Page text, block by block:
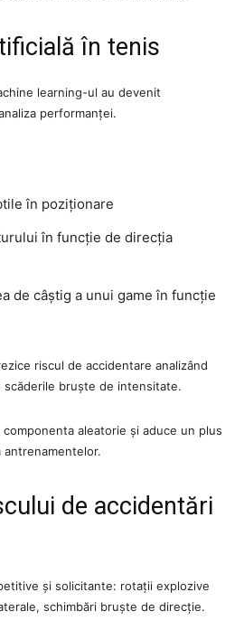
în tenis
learning-ul au devenit
performanței.
în poziționare
în funcție de direcția
de câștig a unui game în funcție
riscul de accidentare analizând
scăderile bruște de intensitate.
aleatorie și aduce un plus
de accidentări
și solicitante: rotații explozive
schimbări bruște de direcție.